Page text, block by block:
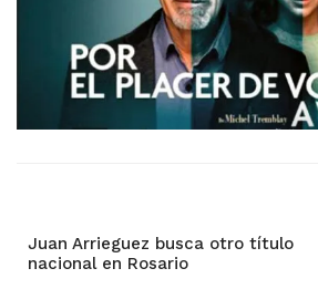
Juan Arrieguez busca otro título
nacional en Rosario